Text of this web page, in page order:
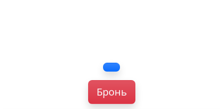
Бронь